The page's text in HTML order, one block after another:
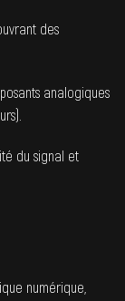
des
analogiques
du signal et
numérique,